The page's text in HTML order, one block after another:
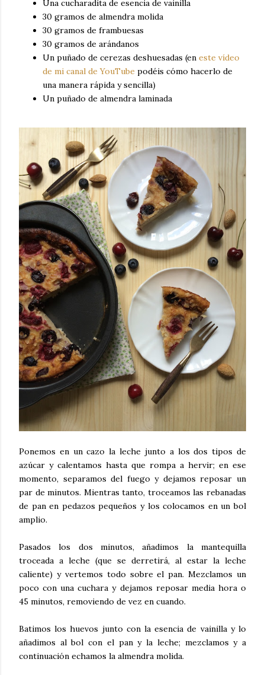
Una cucharadita de esencia de vainilla
30 gramos de almendra molida
30 gramos de frambuesas
30 gramos de arándanos
Un puñado de cerezas deshuesadas (en este vídeo
de mi canal de YouTube podéis cómo hacerlo de
una manera rápida y sencilla)
Un puñado de almendra laminada
Ponemos en un cazo la leche junto a los dos tipos de
azúcar y calentamos hasta que rompa a hervir; en ese
momento, separamos del fuego y dejamos reposar un
par de minutos. Mientras tanto, troceamos las rebanadas
de pan en pedazos pequeños y los colocamos en un bol
amplio.
Pasados los dos minutos, añadimos la mantequilla
troceada a leche (que se derretirá, al estar la leche
caliente) y vertemos todo sobre el pan. Mezclamos un
poco con una cuchara y dejamos reposar media hora o
45 minutos, removiendo de vez en cuando.
Batimos los huevos junto con la esencia de vainilla y lo
añadimos al bol con el pan y la leche; mezclamos y a
continuación echamos la almendra molida.